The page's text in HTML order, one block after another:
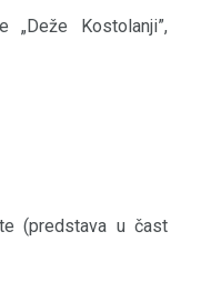
„Deže Kostolanji”,
(predstava u čast